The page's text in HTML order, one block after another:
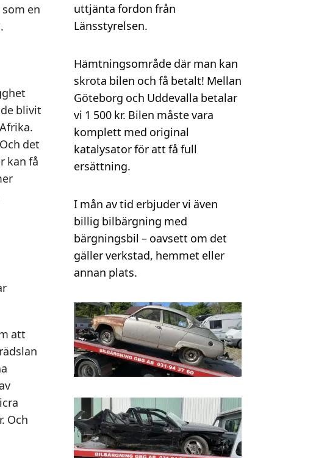
en
blivit
det
kan få
att
Och
uttjänta fordon från
Länsstyrelsen.
Hämtningsområde där man kan
skrota bilen och få betalt! Mellan
Göteborg och Uddevalla betalar
vi 1 500 kr. Bilen måste vara
komplett med original
katalysator för att få full
ersättning.
I mån av tid erbjuder vi även
billig bilbärgning med
bärgningsbil – oavsett om det
gäller verkstad, hemmet eller
annan plats.